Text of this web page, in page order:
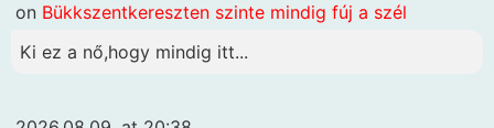
on Bükkszentkereszten szinte mindig fúj a szél
Ki ez a nő,hogy mindig itt...